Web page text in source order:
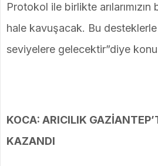
Protokol ile birlikte
hale kavuşacak. Bu desteklerle
seviyelere gelecektir”diye
KOCA: ARICILIK
KAZANDI